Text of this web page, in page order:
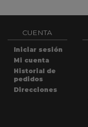
CUENTA
Iniciar sesión
Mi cuenta
Historial de
pedidos
Direcciones